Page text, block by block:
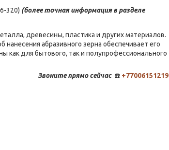
320) (болееточная информация в разделе
древесины, пластика и других материалов.
абразивного зерна обеспечивает его
как для бытового, так и полупрофессионального
Звоните прямо сейчас ☎️ +77006151219